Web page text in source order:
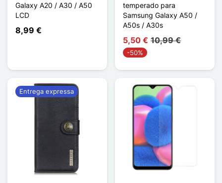
Galaxy A20 / A30 / A50
LCD
8,99 €
temperado para
Samsung Galaxy A50 /
A50s / A30s
5,50 € 10,99 €
-50%
Entrega expressa